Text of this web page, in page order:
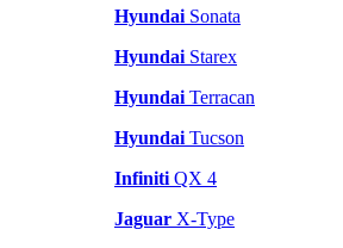
Hyundai Sonata
Hyundai Starex
Hyundai Terracan
Hyundai Tucson
Infiniti QX 4
Jaguar X-Type